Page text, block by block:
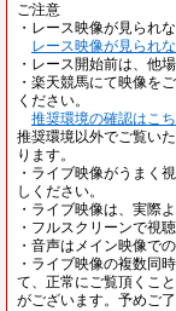
ご注意
・レース映像が見られ
レース映像が見られ
・レース開始前は、他
・楽天競馬にて映像を
ください。
推奨環境の確認はこ
推奨環境以外でご覧い
ります。
・ライブ映像がうまく
しください。
・ライブ映像は、実際
・フルスクリーンで視
・音声はメイン映像で
・ライブ映像の複数同
て、正常にご覧頂くこ
がございます。予めご了